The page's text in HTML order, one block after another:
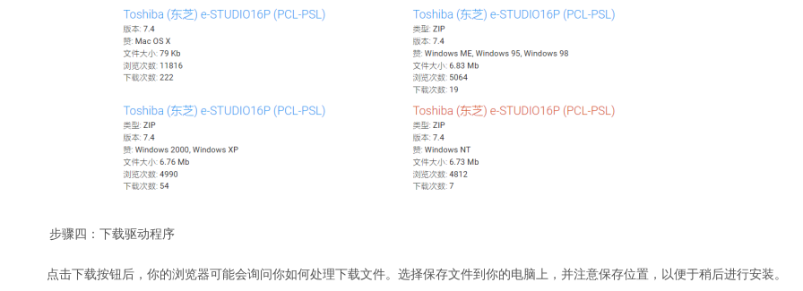
步骤四：下载驱动程序
点击下载按钮后，你的浏览器可能会询问你如何处理下载文件。选择保存文件到你的电脑上，并注意保存位置，以便于稍后进行安装。